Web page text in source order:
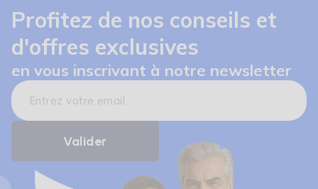
Profitez de nos conseils et
d'offres exclusives
en vous inscrivant à notre newsletter